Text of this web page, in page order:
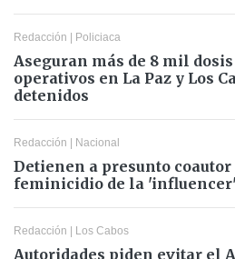
Redacción | Policiaca
Aseguran más de 8 mil
operativos en La Paz y Los
detenidos
Redacción | Nacional
Detienen a presunto
feminicidio de la
Redacción | Los Cabos
Autoridades piden evitar el